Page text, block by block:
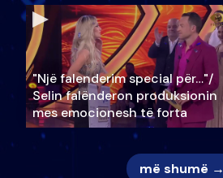
"Një falenderim special për…"/
Selin falënderon produksionin
mes emocionesh të forta
më shumë →